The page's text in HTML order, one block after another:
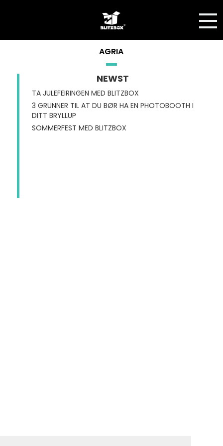
AGRIA
NEWST
TA JULEFEIRINGEN MED BLITZBOX
3 GRUNNER TIL AT DU BØR HA EN PHOTOBOOTH I
DITT BRYLLUP
SOMMERFEST MED BLITZBOX